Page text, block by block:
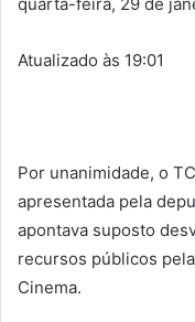
Atualizado às 19:01
Por unanimidade, o
apresentada pela
apontava suposto
recursos públicos
Cinema.